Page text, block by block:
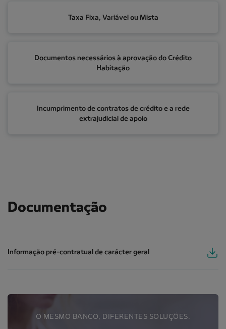
Taxa Fixa, Variável ou Mista
Documentos necessários à aprovação do Crédito
Habitação
Incumprimento de contratos de crédito e a rede
extrajudicial de apoio
Documentação
Informação pré-contratual de carácter geral
O MESMO BANCO, DIFERENTES SOLUÇÕES.